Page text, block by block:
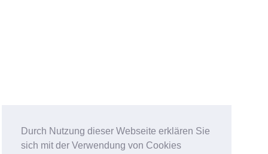
Durch Nutzung dieser Webseite erklären Sie
sich mit der Verwendung von Cookies